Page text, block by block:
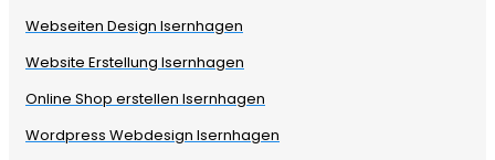
Webseiten Design Isernhagen
Website Erstellung Isernhagen
Online Shop erstellen Isernhagen
Wordpress Webdesign Isernhagen